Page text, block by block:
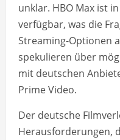
unklar. HBO Max ist
verfügbar, was die
Streaming-Optionen
spekulieren über
mit deutschen
Prime Video.
Der deutsche
Herausforderungen,